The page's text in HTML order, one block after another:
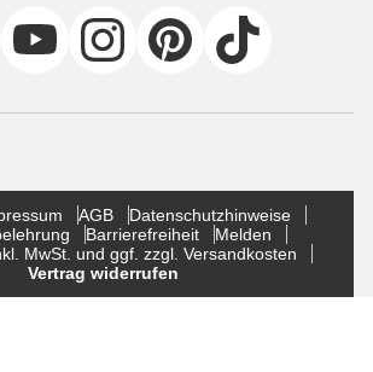
AGB
Datenschutzhinweise
Barrierefreiheit
Melden
MwSt. und ggf. zzgl. Versandkosten
Vertrag widerrufen